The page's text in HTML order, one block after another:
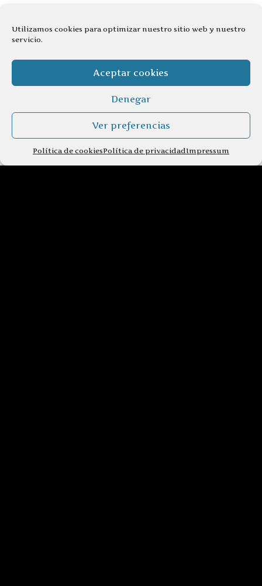
Utilizamos cookies para optimizar nuestro sitio web y nuestro
servicio.
Aceptar cookies
Denegar
Ver preferencias
Política de cookiesPolítica de privacidadImpressum